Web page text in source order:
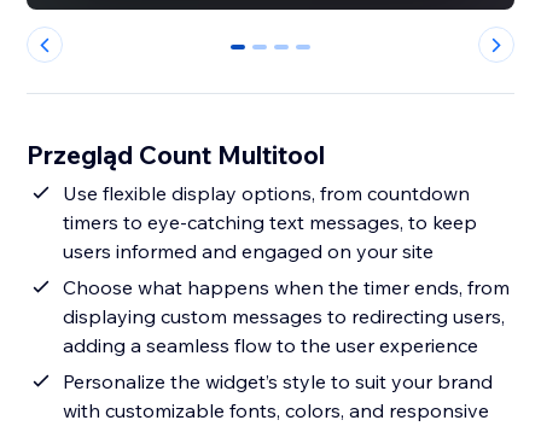
0 1 2 3
Przegląd Count Multitool
Use flexible display options, from countdown
timers to eye-catching text messages, to keep
users informed and engaged on your site
Choose what happens when the timer ends, from
displaying custom messages to redirecting users,
adding a seamless flow to the user experience
Personalize the widget’s style to suit your brand
with customizable fonts, colors, and responsive